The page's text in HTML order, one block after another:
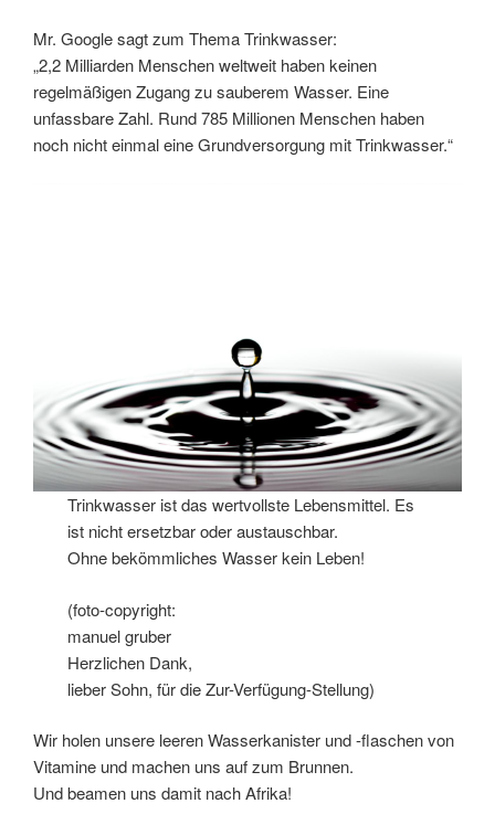
Mr. Google sagt zum Thema Trinkwasser:
„2,2 Milliarden Menschen weltweit haben keinen
regelmäßigen Zugang zu sauberem Wasser. Eine
unfassbare Zahl. Rund 785 Millionen Menschen haben
noch nicht einmal eine Grundversorgung mit Trinkwasser.“
Trinkwasser ist das wertvollste Lebensmittel. Es
ist nicht ersetzbar oder austauschbar.
Ohne bekömmliches Wasser kein Leben!
(foto-copyright:
manuel gruber
Herzlichen Dank,
lieber Sohn, für die Zur-Verfügung-Stellung)
Wir holen unsere leeren Wasserkanister und -flaschen von
Vitamine und machen uns auf zum Brunnen.
Und beamen uns damit nach Afrika!